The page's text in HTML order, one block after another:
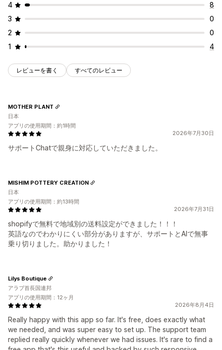
4
8
3
0
2
0
1
4
レビューを書く すべてのレビュー
2026年7月30日
サポートChatで親身に対応していただきました。
MOTHER PLANT
日本
アプリの使用期間：約1時間
2026年7月31日
shopifyで無料で地域別の送料設定ができました！！！
英語なのでわかりにくい部分がありますが、サポートとAIで無事
乗り切りました。助かりました！
MISHIM POTTERY CREATION
日本
アプリの使用期間：約13時間
2026年8月4日
Really happy with this app so far. It's free, does exactly what
we needed, and was super easy to set up. The support team
replied really quickly whenever we had issues. It's rare to find a
Lilys Boutique
アラブ首長国連邦
アプリの使用期間：12ヶ月